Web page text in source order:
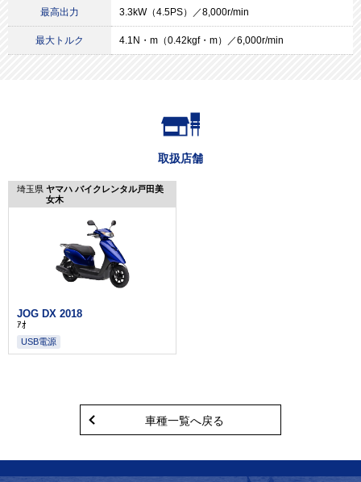
最高出力 3.3kW（4.5PS）／8,000r/min
最大トルク 4.1N・m（0.42kgf・m）／6,000r/min
取扱店舗
埼玉県 ヤマハ バイクレンタル戸田美
女木
JOG DX 2018
ｱｵ
USB電源
車種一覧へ戻る